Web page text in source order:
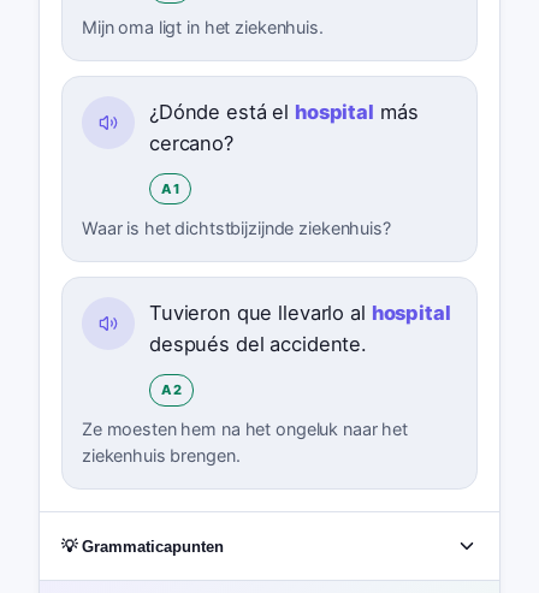
Mijn oma ligt in het ziekenhuis.
¿Dónde está el hospital más
cercano?
A1
Waar is het dichtstbijzijnde ziekenhuis?
Tuvieron que llevarlo al hospital
después del accidente.
A2
Ze moesten hem na het ongeluk naar het
ziekenhuis brengen.
💡 Grammaticapunten